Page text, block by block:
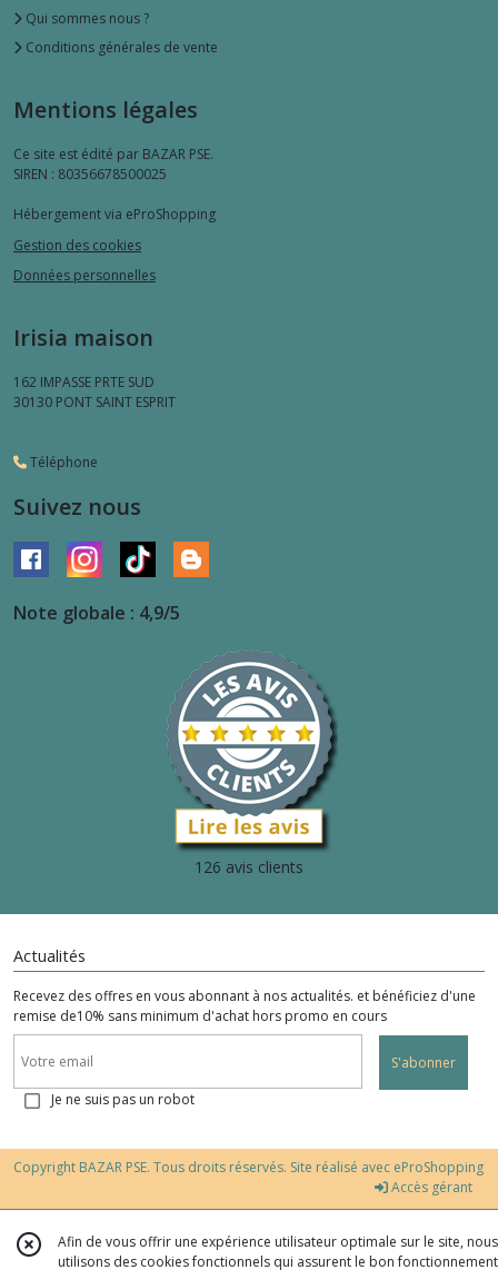
Qui sommes nous ?
Conditions générales de vente
Mentions légales
Ce site est édité par BAZAR PSE.
SIREN : 80356678500025
Hébergement via eProShopping
Gestion des cookies
Données personnelles
Irisia maison
162 IMPASSE PRTE SUD
30130 PONT SAINT ESPRIT
Téléphone
Suivez nous
Note globale : 4,9/5
126 avis clients
Actualités
Recevez des offres en vous abonnant à nos actualités. et bénéficiez d'une
remise de10% sans minimum d'achat hors promo en cours
S'abonner
Je ne suis pas un robot
Copyright BAZAR PSE. Tous droits réservés. Site réalisé avec eProShopping
Accès gérant
Afin de vous offrir une expérience utilisateur optimale sur le site, nous
utilisons des cookies fonctionnels qui assurent le bon fonctionnement